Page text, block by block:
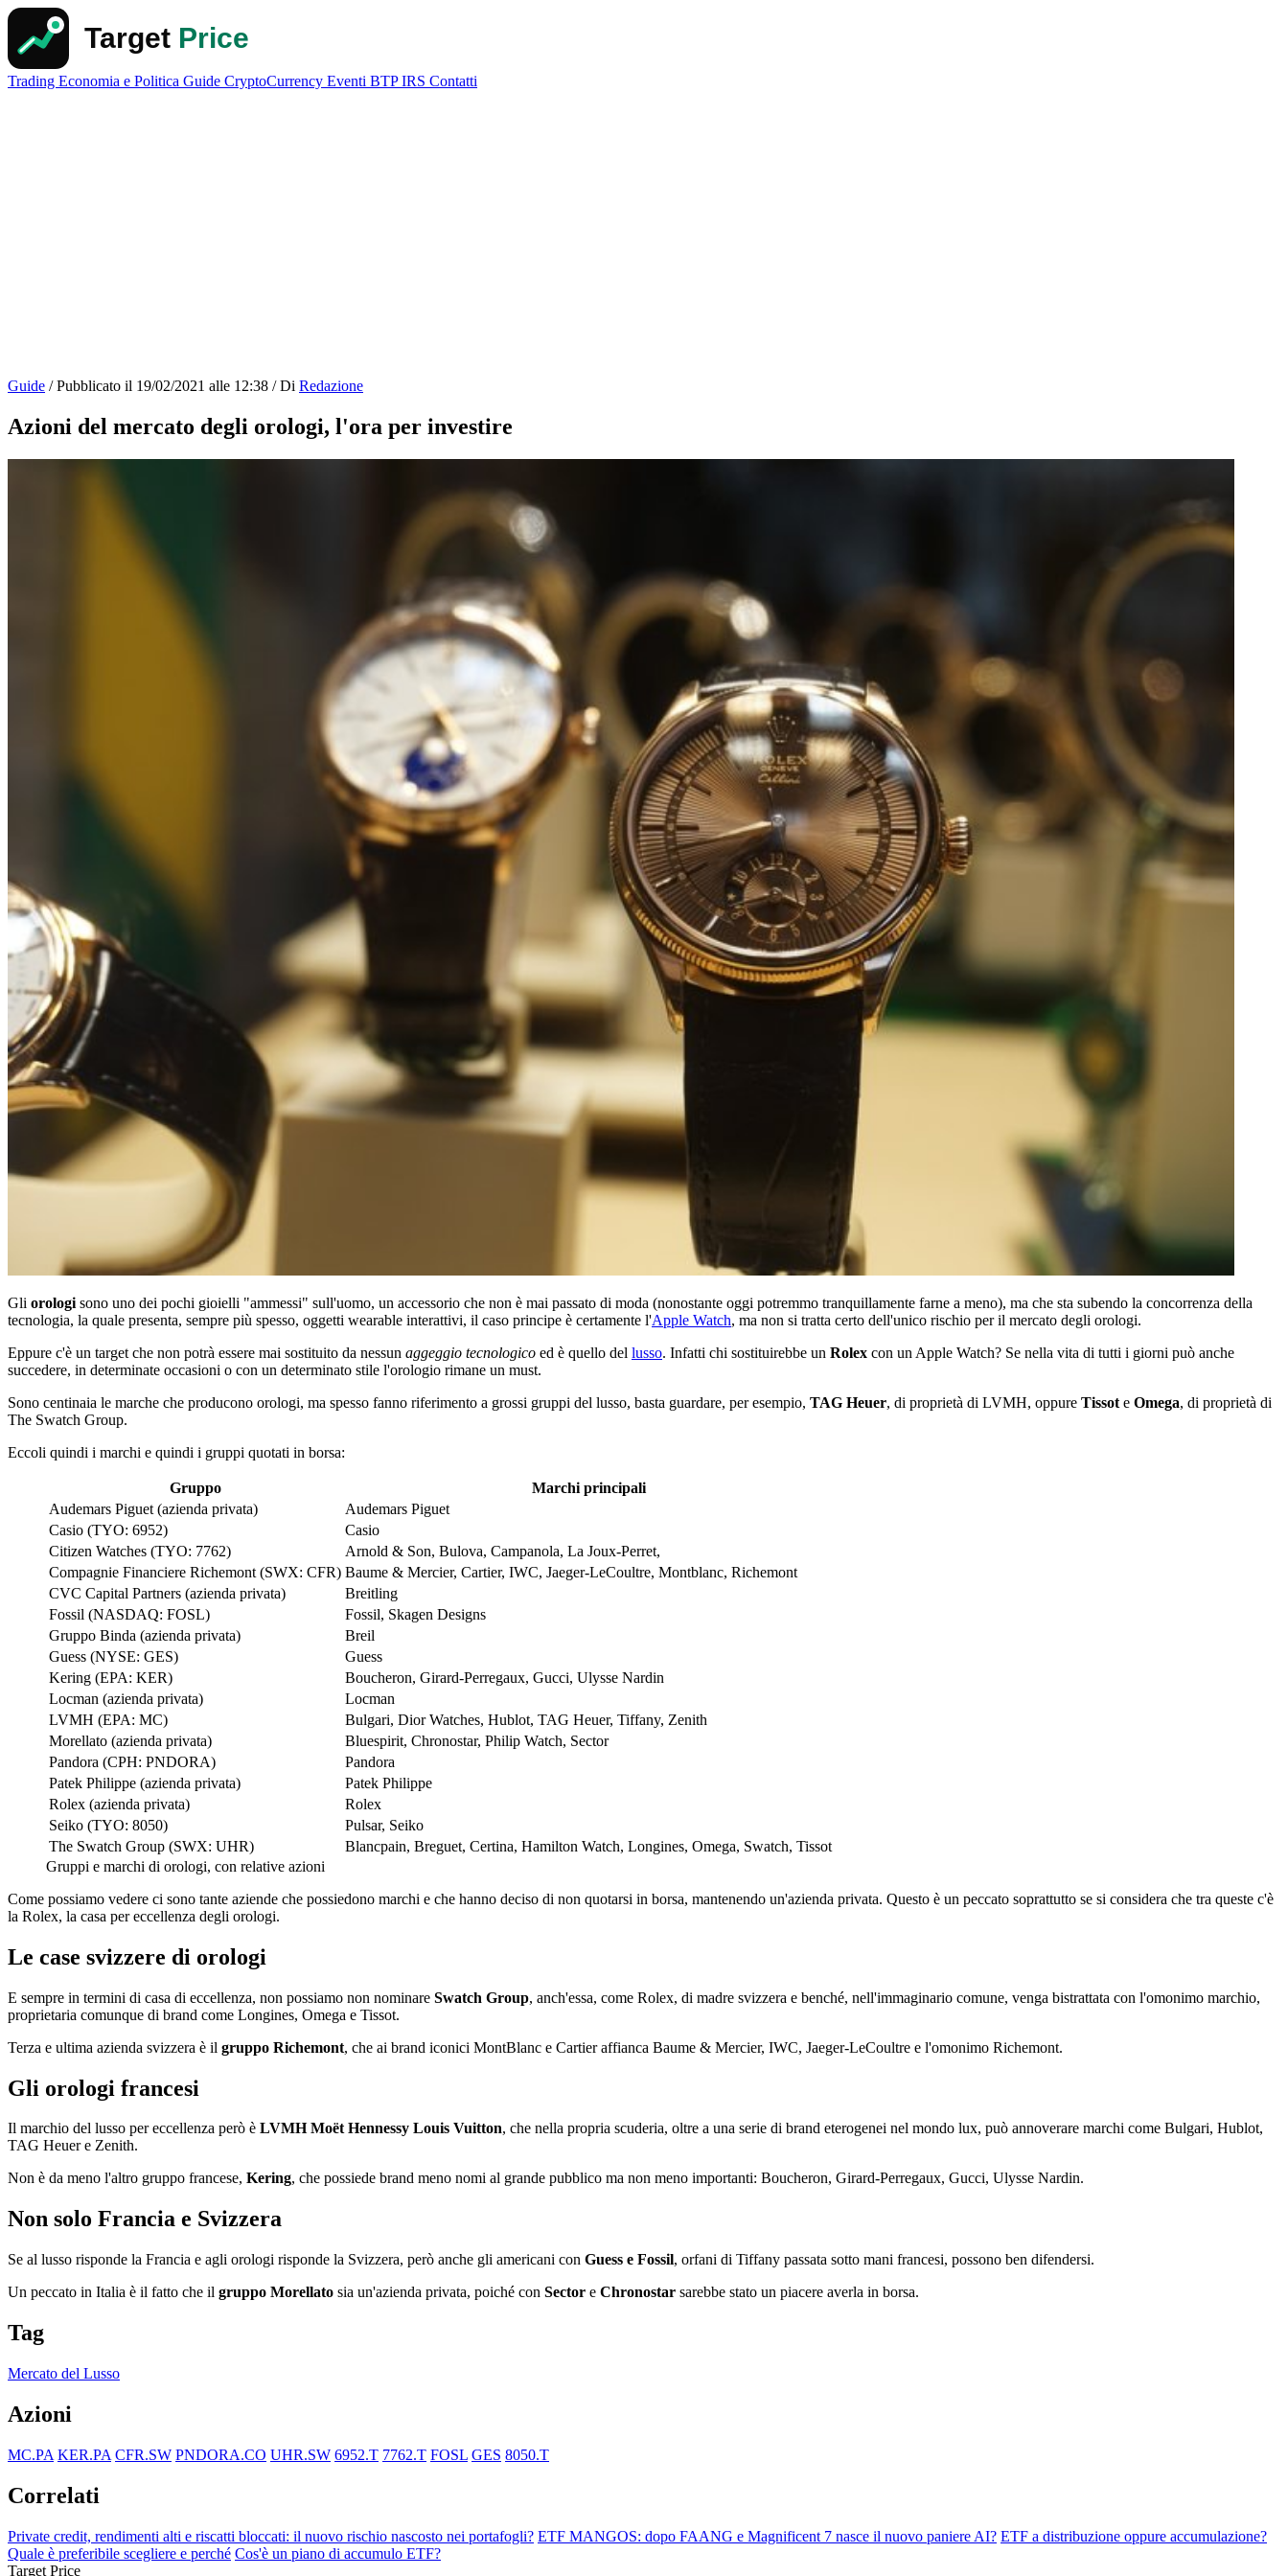
Trading Economia e Politica Guide CryptoCurrency Eventi BTPIRS Contatti
Guide / Pubblicato il 19/02/2021 alle 12:38 / Di Redazione
Azioni del mercato degli orologi, l'ora per investire
Gli orologi sono uno dei pochi gioielli "ammessi" sull'uomo, un accessorio che non è mai passato di moda (nonostante oggi potremmo tranquillamente farne a meno), ma che sta subendo la concorrenza della
tecnologia, la quale presenta, sempre più spesso, oggetti wearable interattivi, il caso principe è certamente l'Apple Watch, ma non si tratta certo dell'unico rischio per il mercato degli orologi.
Eppure c'è un target che non potrà essere mai sostituito da nessun aggeggio tecnologico ed è quello del lusso. Infatti chi sostituirebbe un Rolex con un Apple Watch? Se nella vita di tutti i giorni può anche
succedere, in determinate occasioni o con un determinato stile l'orologio rimane un must.
Sono centinaia le marche che producono orologi, ma spesso fanno riferimento a grossi gruppi del lusso, basta guardare, per esempio, TAG Heuer, di proprietà di LVMH, oppure Tissot e Omega, di proprietà di
The Swatch Group.
Eccoli quindi i marchi e quindi i gruppi quotati in borsa:
Gruppo
Marchi principali
Audemars Piguet (azienda privata)
Audemars Piguet
Casio (TYO: 6952)
Casio
Citizen Watches (TYO: 7762)
Arnold & Son, Bulova, Campanola, La Joux-Perret,
Compagnie Financiere Richemont (SWX: CFR) Baume & Mercier, Cartier, IWC, Jaeger-LeCoultre, Montblanc, Richemont
CVC Capital Partners (azienda privata)
Breitling
Fossil (NASDAQ: FOSL)
Fossil, Skagen Designs
Gruppo Binda (azienda privata)
Breil
Guess (NYSE: GES)
Guess
Kering (EPA: KER)
Boucheron, Girard-Perregaux, Gucci, Ulysse Nardin
Locman (azienda privata)
Locman
LVMH (EPA: MC)
Bulgari, Dior Watches, Hublot, TAG Heuer, Tiffany, Zenith
Morellato (azienda privata)
Bluespirit, Chronostar, Philip Watch, Sector
Pandora (CPH: PNDORA)
Pandora
Patek Philippe (azienda privata)
Patek Philippe
Rolex (azienda privata)
Rolex
Seiko (TYO: 8050)
Pulsar, Seiko
The Swatch Group (SWX: UHR)
Blancpain, Breguet, Certina, Hamilton Watch, Longines, Omega, Swatch, Tissot
Gruppi e marchi di orologi, con relative azioni
Come possiamo vedere ci sono tante aziende che possiedono marchi e che hanno deciso di non quotarsi in borsa, mantenendo un'azienda privata. Questo è un peccato soprattutto se si considera che tra queste c'è
la Rolex, la casa per eccellenza degli orologi.
Le case svizzere di orologi
E sempre in termini di casa di eccellenza, non possiamo non nominare Swatch Group, anch'essa, come Rolex, di madre svizzera e benché, nell'immaginario comune, venga bistrattata con l'omonimo marchio,
proprietaria comunque di brand come Longines, Omega e Tissot.
Terza e ultima azienda svizzera è il gruppo Richemont, che ai brand iconici MontBlanc e Cartier affianca Baume & Mercier, IWC, Jaeger-LeCoultre e l'omonimo Richemont.
Gli orologi francesi
Il marchio del lusso per eccellenza però è LVMH Moët Hennessy Louis Vuitton, che nella propria scuderia, oltre a una serie di brand eterogenei nel mondo lux, può annoverare marchi come Bulgari, Hublot,
TAG Heuer e Zenith.
Non è da meno l'altro gruppo francese, Kering, che possiede brand meno nomi al grande pubblico ma non meno importanti: Boucheron, Girard-Perregaux, Gucci, Ulysse Nardin.
Non solo Francia e Svizzera
Se al lusso risponde la Francia e agli orologi risponde la Svizzera, però anche gli americani con Guess e Fossil, orfani di Tiffany passata sotto mani francesi, possono ben difendersi.
Un peccato in Italia è il fatto che il gruppo Morellato sia un'azienda privata, poiché con Sector e Chronostar sarebbe stato un piacere averla in borsa.
Tag
Mercato del Lusso
Azioni
MC.PA KER.PA CFR.SW PNDORA.CO UHR.SW 6952.T 7762.T FOSL GES 8050.T
Correlati
Private credit, rendimenti alti e riscatti bloccati: il nuovo rischio nascosto nei portafogli? ETF MANGOS: dopo FAANG e Magnificent 7 nasce il nuovo paniere AI? ETF a distribuzione oppure accumulazione?
Quale è preferibile scegliere e perché Cos'è un piano di accumulo ETF?
Target Price